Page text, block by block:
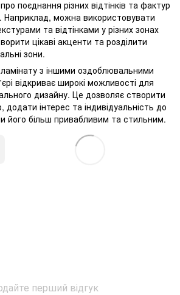
поєднання різних відтінків та фактур
Наприклад, можна використовувати
та відтінками у різних зонах
цікаві акценти та розділити
зони.
з іншими оздоблювальними
відкриває широкі можливості для
дизайну. Це дозволяє створити
додати інтерес та індивідуальність до
його більш привабливим та стильним.
перший відгук